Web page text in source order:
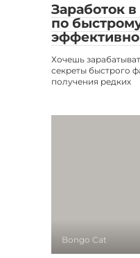
Заработок
по
Хочешь
секреты быстрого
получения редких
Bongo Cat